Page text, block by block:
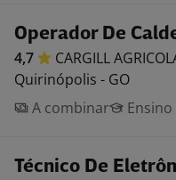
Operador De
4,7 CARGILL
Quirinópolis - GO
A combinar
Ensino
Técnico De